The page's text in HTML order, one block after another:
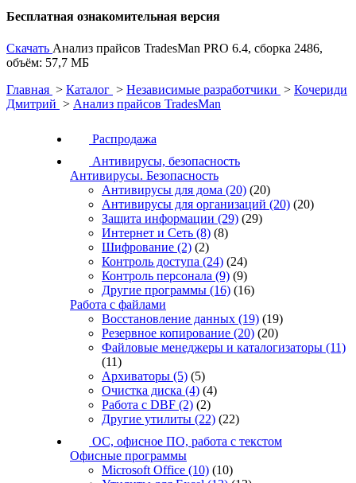
Бесплатная ознакомительная версия
Скачать Анализ прайсов TradesMan PRO 6.4, сборка 2486,
объём: 57,7 МБ
Главная > Каталог > Независимые разработчики > Кочериди
Дмитрий > Анализ прайсов TradesMan
Распродажа
Антивирусы, безопасность
Антивирусы. Безопасность
Антивирусы для дома (20) (20)
Антивирусы для организаций (20) (20)
Защита информации (29) (29)
Интернет и Сеть (8) (8)
Шифрование (2) (2)
Контроль доступа (24) (24)
Контроль персонала (9) (9)
Другие программы (16) (16)
Работа с файлами
Восстановление данных (19) (19)
Резервное копирование (20) (20)
Файловые менеджеры и каталогизаторы (11)
(11)
Архиваторы (5) (5)
Очистка диска (4) (4)
Работа с DBF (2) (2)
Другие утилиты (22) (22)
ОС, офисное ПО, работа с текстом
Офисные программы
Microsoft Office (10) (10)